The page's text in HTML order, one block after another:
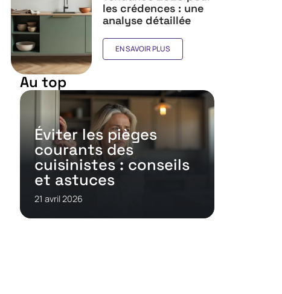
les crédences : une
analyse détaillée
EN SAVOIR PLUS
Au top
Éviter les pièges
courants des
cuisinistes : conseils
et astuces
21 avril 2026